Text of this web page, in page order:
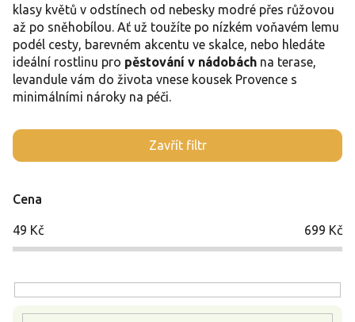
klasy květů v odstínech od nebesky modré přes růžovou
až po sněhobílou. Ať už toužíte po nízkém voňavém lemu
podél cesty, barevném akcentu ve skalce, nebo hledáte
ideální rostlinu pro pěstování v nádobách na terase,
levandule vám do života vnese kousek Provence s
minimálními nároky na péči.
Zavřít filtr
Cena
49 Kč 699 Kč
V
ý
s
p
u